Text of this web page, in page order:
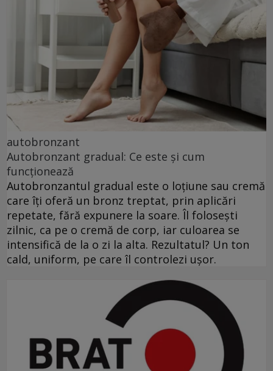
autobronzant
Autobronzant gradual: Ce este și cum
funcționează
Autobronzantul gradual este o loțiune sau cremă
care îți oferă un bronz treptat, prin aplicări
repetate, fără expunere la soare. Îl folosești
zilnic, ca pe o cremă de corp, iar culoarea se
intensifică de la o zi la alta. Rezultatul? Un ton
cald, uniform, pe care îl controlezi ușor.